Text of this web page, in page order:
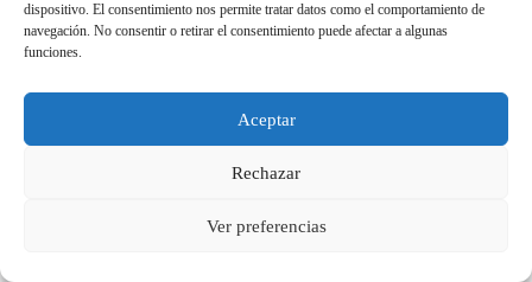
dispositivo. El consentimiento nos permite tratar datos como el comportamiento de
navegación. No consentir o retirar el consentimiento puede afectar a algunas
funciones.
Aceptar
Rechazar
Ver preferencias
Maquinaria, tienda y
servicios profesionales
para suelos
también puedes consultar otras soluciones de
maquinaria, piezas decorativas y trabajos